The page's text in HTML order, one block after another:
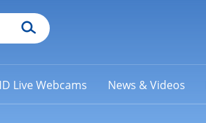
Live Webcams News & Videos